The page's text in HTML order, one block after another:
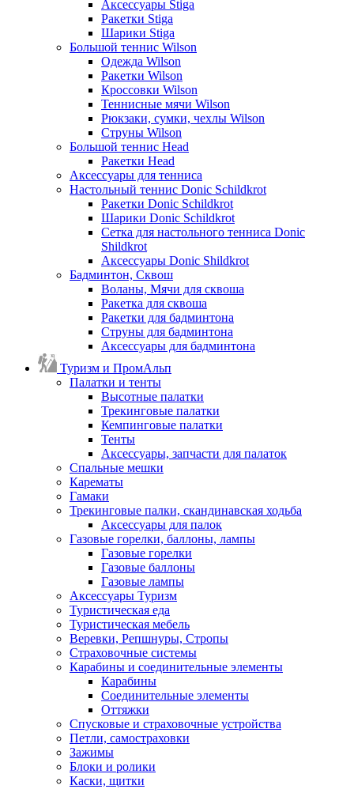
Аксессуары Stiga
Ракетки Stiga
Шарики Stiga
Большой теннис Wilson
Одежда Wilson
Ракетки Wilson
Кроссовки Wilson
Теннисные мячи Wilson
Рюкзаки, сумки, чехлы Wilson
Струны Wilson
Большой теннис Head
Ракетки Head
Аксессуары для тенниса
Настольный теннис Donic Schildkrot
Ракетки Donic Schildkrot
Шарики Donic Schildkrot
Сетка для настольного тенниса Donic
Shildkrot
Аксессуары Donic Shildkrot
Бадминтон, Сквош
Воланы, Мячи для сквоша
Ракетка для сквоша
Ракетки для бадминтона
Струны для бадминтона
Аксессуары для бадминтона
Туризм и ПромАльп
Палатки и тенты
Высотные палатки
Трекинговые палатки
Кемпинговые палатки
Тенты
Аксессуары, запчасти для палаток
Спальные мешки
Карематы
Гамаки
Трекинговые палки, скандинавская ходьба
Аксессуары для палок
Газовые горелки, баллоны, лампы
Газовые горелки
Газовые баллоны
Газовые лампы
Аксессуары Туризм
Туристическая еда
Туристическая мебель
Веревки, Репшнуры, Стропы
Страховочные системы
Карабины и соединительные элементы
Карабины
Соединительные элементы
Оттяжки
Спусковые и страховочные устройства
Петли, самостраховки
Зажимы
Блоки и ролики
Каски, щитки